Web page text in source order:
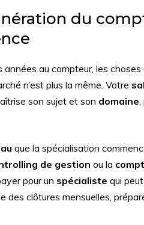
du
années au compteur, les
n’est plus la même. Votre
son sujet et son domaine,
que la spécialisation
de gestion ou la
pour un spécialiste qui
des clôtures mensuelles,